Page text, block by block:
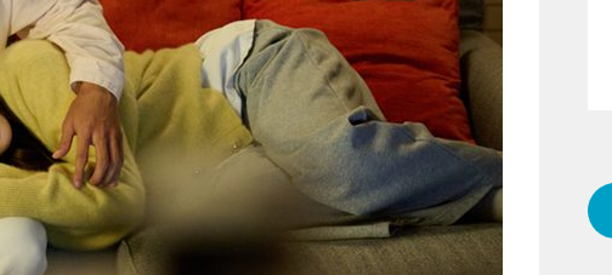
『アイ＝ラブ！げーみんぐ』＝LOV
E齋藤樹愛羅＆佐々木舞香SPインタ
ビュー